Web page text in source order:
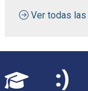
Ver todas